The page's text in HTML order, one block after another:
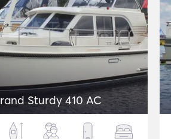
Sturdy 410 AC